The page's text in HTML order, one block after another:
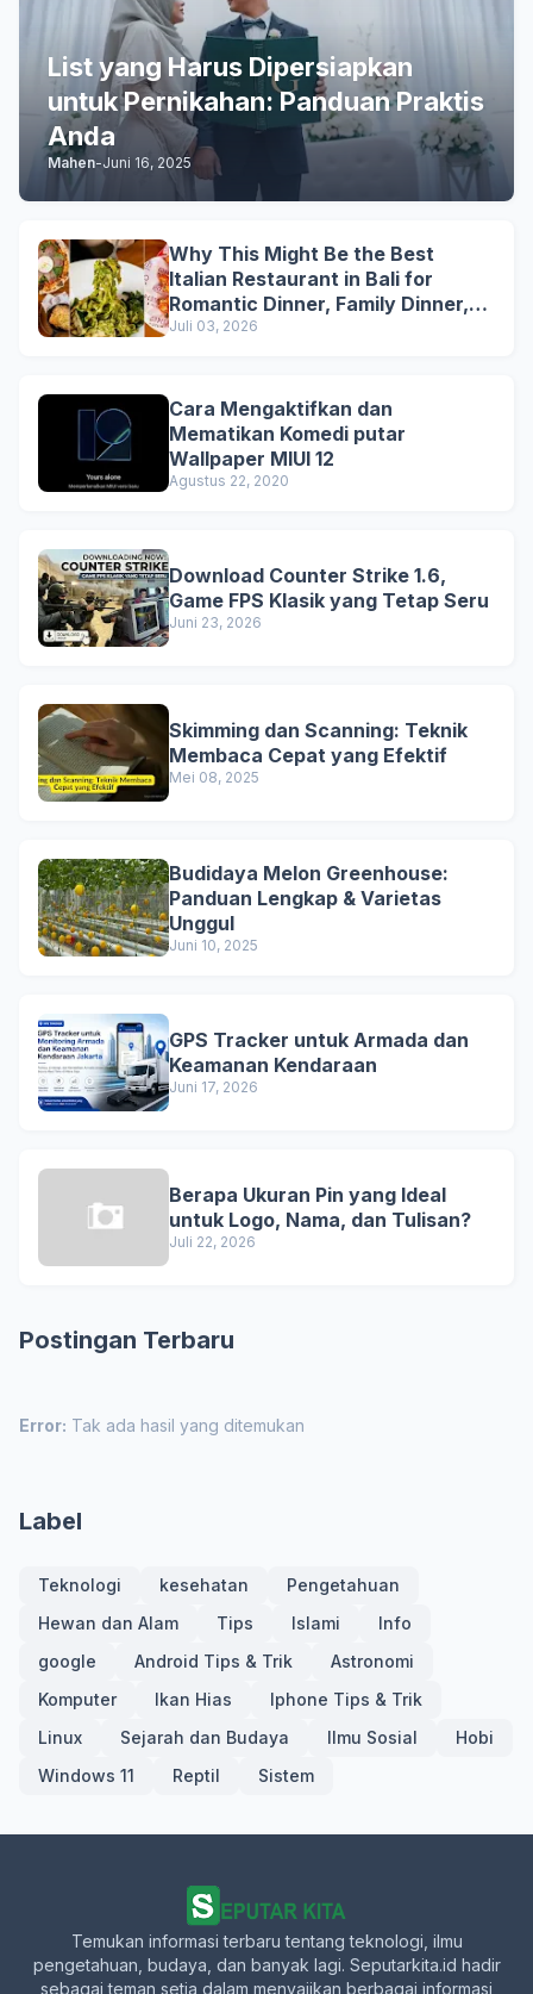
List yang Harus Dipersiapkan
untuk Pernikahan: Panduan Praktis
Anda
Mahen-Juni 16, 2025
Why This Might Be the Best
Italian Restaurant in Bali for
Romantic Dinner, Family Dinner,
and Business Lunch
Juli 03, 2026
Cara Mengaktifkan dan
Mematikan Komedi putar
Wallpaper MIUI 12
Agustus 22, 2020
Download Counter Strike 1.6,
Game FPS Klasik yang Tetap Seru
Juni 23, 2026
Skimming dan Scanning: Teknik
Membaca Cepat yang Efektif
Mei 08, 2025
Budidaya Melon Greenhouse:
Panduan Lengkap & Varietas
Unggul
Juni 10, 2025
GPS Tracker untuk Armada dan
Keamanan Kendaraan
Juni 17, 2026
Berapa Ukuran Pin yang Ideal
untuk Logo, Nama, dan Tulisan?
Juli 22, 2026
Postingan Terbaru
Error: Tak ada hasil yang ditemukan
Label
Teknologi kesehatan
Pengetahuan
Hewan dan Alam
Tips Islami
Info
google
Android Tips & Trik
Astronomi
Komputer
Ikan Hias
Iphone Tips & Trik
Linux
Sejarah dan Budaya Ilmu Sosial
Hobi
Windows 11
Reptil Sistem
Temukan informasi terbaru tentang teknologi, ilmu
pengetahuan, budaya, dan banyak lagi. Seputarkita.id hadir
sebagai teman setia dalam menyajikan berbagai informasi